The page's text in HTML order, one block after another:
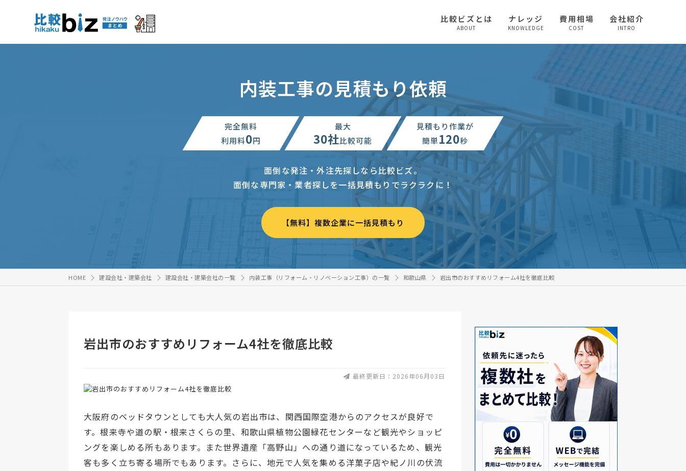
比較ビズとは
ABOUT
ナレッジ
KNOWLEDGE
費用相場
COST
会社紹介
INTRO
内装工事の見積もり依頼
完全無料
利用料0円
最大
30社比較可能
見積もり作業が
簡単120秒
面倒な発注・外注先探しなら比較ビズ。
面倒な専門家・業者探しを一括見積もりでラクラクに！
【無料】複数企業に一括見積もり
HOME 建設会社・建築会社 建設会社・建築会社の一覧 内装工事（リフォーム・リノベーション工事）の一覧 和歌山県 岩出市のおすすめリフォーム4社を徹底比較
岩出市のおすすめリフォーム4社を徹底比較
最終更新日：2026年06月03日
大阪府のベッドタウンとしても大人気の岩出市は、関西国際空港からのアクセスが良好で
す。根来寺や道の駅・根来さくらの里、和歌山県植物公園緑花センターなど観光やショッピ
ングを楽しめる所もあります。また世界遺産「高野山」への通り道になっているため、観光
客も多く立ち寄る場所でもあります。さらに、地元で人気を集める洋菓子店や紀ノ川の伏流